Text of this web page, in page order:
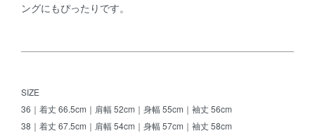
ングにもぴったりです。
SIZE
36｜着丈 66.5cm｜肩幅 52cm｜身幅 55cm｜袖丈 56cm
38｜着丈 67.5cm｜肩幅 54cm｜身幅 57cm｜袖丈 58cm